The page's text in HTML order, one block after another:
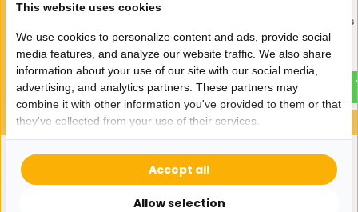
45 cl - set van 4
18,95
Whiskyglazen Timeless
- set van 4
16,95 12,-
Eerder bekeken door jou
This website uses cookies
We use cookies to personalize content and ads, provide social
media features, and analyze our website traffic. We also share
information about your use of our site with our social media,
advertising, and analytics partners. These partners may
combine it with other information you've provided to them or that
they've collected from your use of their services.
Allow selection
Accept all